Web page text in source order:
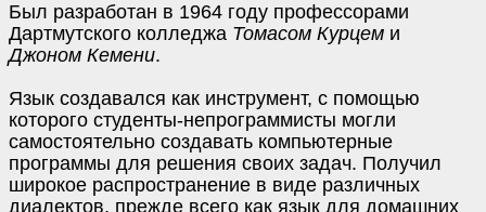
Был разработан в 1964 году профессорами
Дартмутского колледжа Томасом Курцем и
Джоном Кемени.
Язык создавался как инструмент, с помощью
которого студенты-непрограммисты могли
самостоятельно создавать компьютерные
программы для решения своих задач. Получил
широкое распространение в виде различных
диалектов, прежде всего как язык для домашних